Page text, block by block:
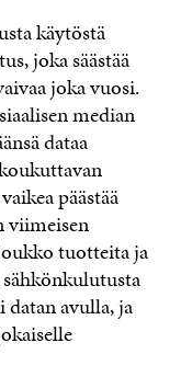
käytöstä
joka säästää
joka vuosi.
median
dataa
päästää
viimeisen
tuotteita ja
datan avulla, ja